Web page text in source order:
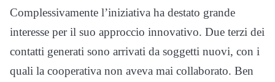
Complessivamente l’iniziativa ha destato grande
interesse per il suo approccio innovativo. Due terzi dei
contatti generati sono arrivati da soggetti nuovi, con i
quali la cooperativa non aveva mai collaborato. Ben